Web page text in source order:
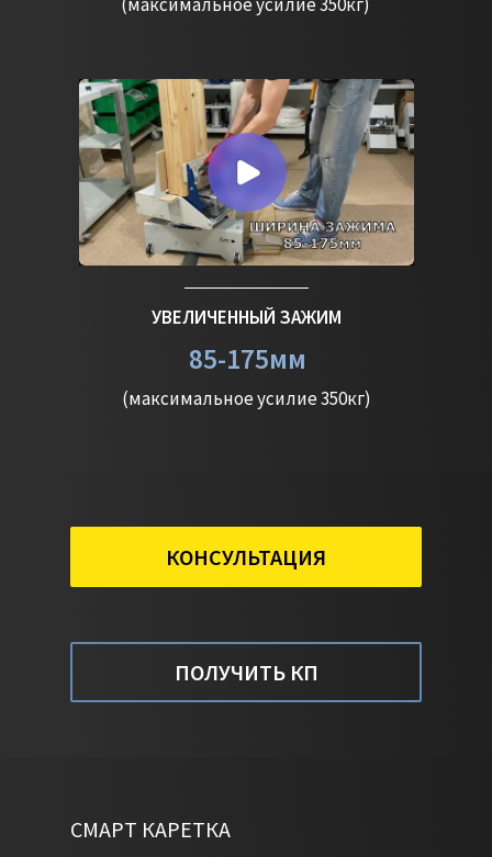
УВЕЛИЧЕННЫЙ ЗАЖИМ
85-175мм
(максимальное усилие 350кг)
КОНСУЛЬТАЦИЯ
ПОЛУЧИТЬ КП
СМАРТ КАРЕТКА